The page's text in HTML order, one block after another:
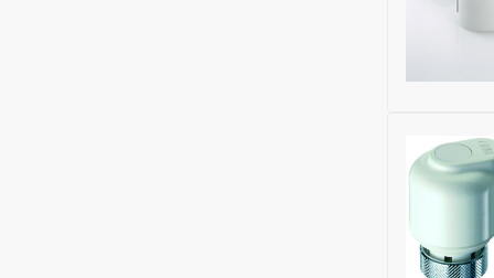
Jaga
Глубина
Высота